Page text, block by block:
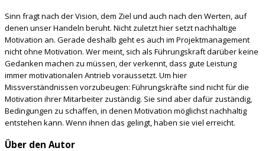
Sinn fragt nach der Vision, dem Ziel und auch nach den Werten, auf
denen unser Handeln beruht. Nicht zuletzt hier setzt nachhaltige
Motivation an. Gerade deshalb geht es auch im Projektmanagement
nicht ohne Motivation. Wer meint, sich als Führungskraft darüber keine
Gedanken machen zu müssen, der verkennt, dass gute Leistung
immer motivationalen Antrieb voraussetzt. Um hier
Missverständnissen vorzubeugen: Führungskräfte sind nicht für die
Motivation ihrer Mitarbeiter zuständig. Sie sind aber dafür zuständig,
Bedingungen zu schaffen, in denen Motivation möglichst nachhaltig
entstehen kann. Wenn ihnen das gelingt, haben sie viel erreicht.
Über den Autor